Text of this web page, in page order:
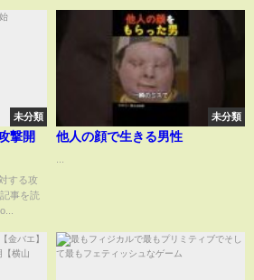
未分類
撃開
する攻
事を読
未分類
他人の顔で生きる男性